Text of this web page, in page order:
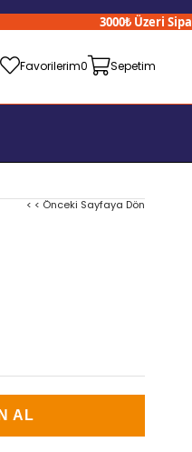
3000₺ Üzeri
Favorilerim0 Sepetim
< < Önceki Sayfaya Dön